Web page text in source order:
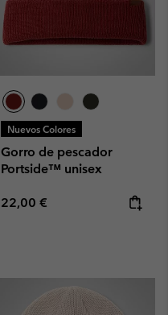
Nuevos Colores
Gorro de pescador
Portside™ unisex
Regular price:
22,00 €